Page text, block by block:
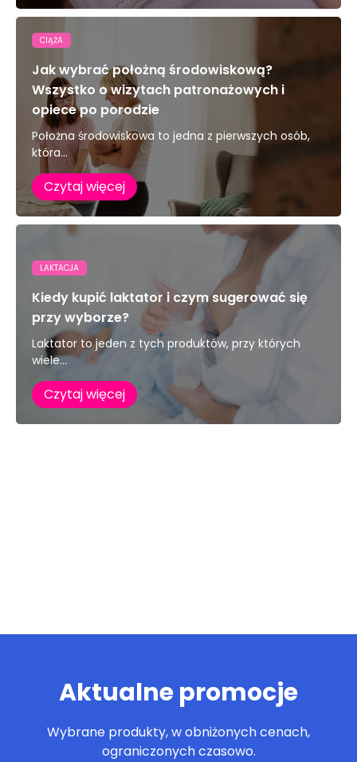
CIĄŻA
Jak wybrać położną środowiskową?
Wszystko o wizytach patronażowych i
opiece po porodzie
Położna środowiskowa to jedna z pierwszych osób,
która...
Czytaj więcej
LAKTACJA
Kiedy kupić laktator i czym sugerować się
przy wyborze?
Laktator to jeden z tych produktów, przy których
wiele...
Czytaj więcej
Aktualne promocje
Wybrane produkty, w obniżonych cenach,
ograniczonych czasowo.